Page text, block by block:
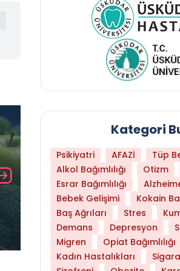
Daha Az Protein
Kategori
Psikiyatri AFAZİ
Tüp
Alkol Bağımlılığı
Otizm
Esrar Bağımlılığı
Bebek Gelişimi
Kokain
Baş Ağrıları
Stres
Demans
Depresyon
Migren
Opiat Bağımlılığı
Kadın Hastalıkları
Sigara